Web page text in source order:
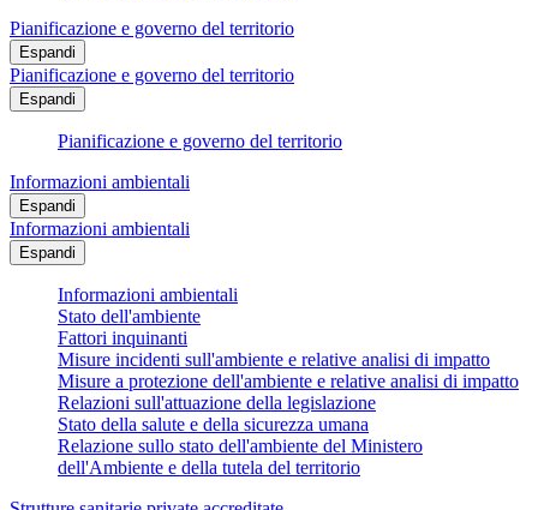
Pianificazione e governo del territorio
Espandi
Pianificazione e governo del territorio
Espandi
Pianificazione e governo del territorio
Informazioni ambientali
Espandi
Informazioni ambientali
Espandi
Informazioni ambientali
Stato dell'ambiente
Fattori inquinanti
Misure incidenti sull'ambiente e relative analisi di impatto
Misure a protezione dell'ambiente e relative analisi di impatto
Relazioni sull'attuazione della legislazione
Stato della salute e della sicurezza umana
Relazione sullo stato dell'ambiente del Ministero
dell'Ambiente e della tutela del territorio